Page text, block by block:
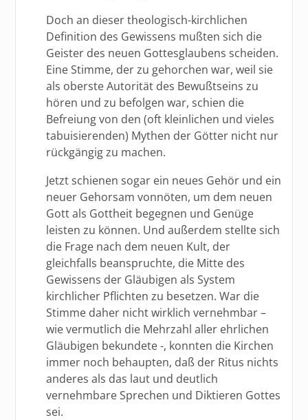
Doch an dieser theologisch-kirchlichen
Definition des Gewissens mußten sich die
Geister des neuen Gottesglaubens scheiden.
Eine Stimme, der zu gehorchen war, weil sie
als oberste Autorität des Bewußtseins zu
hören und zu befolgen war, schien die
Befreiung von den (oft kleinlichen und vieles
tabuisierenden) Mythen der Götter nicht nur
rückgängig zu machen.
Jetzt schienen sogar ein neues Gehör und ein
neuer Gehorsam vonnöten, um dem neuen
Gott als Gottheit begegnen und Genüge
leisten zu können. Und außerdem stellte sich
die Frage nach dem neuen Kult, der
gleichfalls beanspruchte, die Mitte des
Gewissens der Gläubigen als System
kirchlicher Pflichten zu besetzen. War die
Stimme daher nicht wirklich vernehmbar –
wie vermutlich die Mehrzahl aller ehrlichen
Gläubigen bekundete -, konnten die Kirchen
immer noch behaupten, daß der Ritus nichts
anderes als das laut und deutlich
vernehmbare Sprechen und Diktieren Gottes
sei.